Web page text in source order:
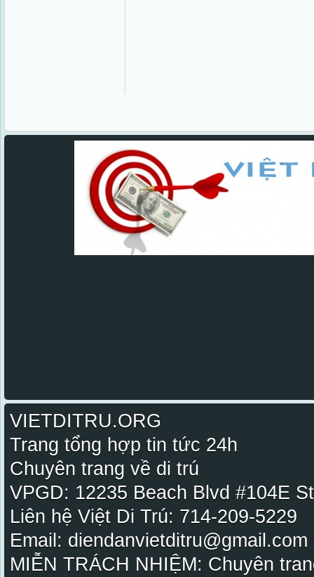
VIETDITRU.ORG
Trang tổng hợp tin tức 24h
Chuyên trang về di trú
VPGD: 12235 Beach Blvd #104E
Liên hệ Việt Di Trú: 714-209-5229
Email:
MIỄN TRÁCH NHIỆM: Chuyên